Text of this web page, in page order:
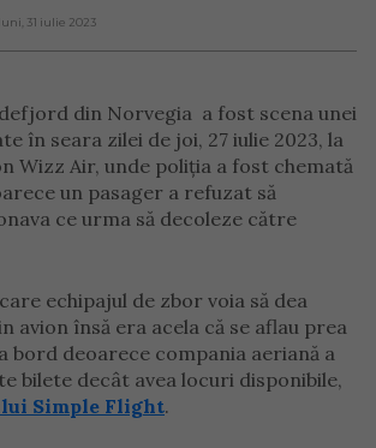
31 iulie 2023
din Norvegia a fost scena unei
în seara zilei de joi, 27 iulie 2023, la
Wizz Air, unde poliția a fost chemată
un pasager a refuzat să
ce urma să decoleze către
echipajul de zbor voia să dea
avion însă era acela că se aflau prea
bord deoarece compania aeriană a
bilete decât avea locuri disponibile,
Simple Flight.